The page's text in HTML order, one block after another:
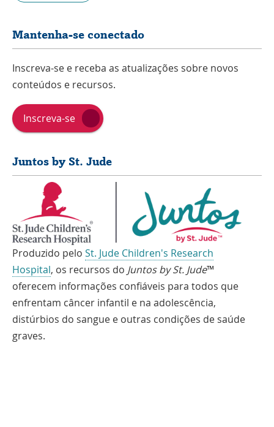
Mantenha-se conectado
Inscreva-se e receba as atualizações sobre novos
conteúdos e recursos.
Inscreva-se
Juntos by St. Jude
Produzido pelo St. Jude Children's Research
Hospital, os recursos do Juntos by St. Jude™
oferecem informações confiáveis para todos que
enfrentam câncer infantil e na adolescência,
distúrbios do sangue e outras condições de saúde
graves.